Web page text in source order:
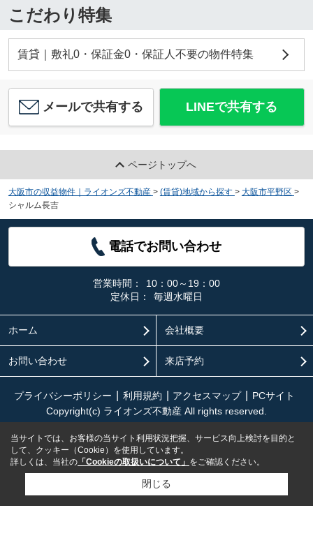
こだわり特集
賃貸｜敷礼0・保証金0・保証人不要の物件特集
メールで共有する LINEで共有する
ページトップへ
大阪市の収益物件｜ライオンズ不動産 > (賃貸)地域から探す > 大阪市平野区 >
シャルム長吉
電話でお問い合わせ
営業時間：
10：00～19：00
定休日：
毎週水曜日
ホーム 会社概要
お問い合わせ 来店予約
プライバシーポリシー 利用規約 アクセスマップ
PCサイト
Copyright(c) ライオンズ不動産 All rights reserved.
当サイトでは、お客様の当サイト利用状況把握、サービス向上検討を目的と
して、クッキー（Cookie）を使用しています。
詳しくは、当社の 「Cookieの取扱いについて」 をご確認ください。
閉じる